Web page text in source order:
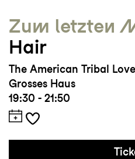
Zum letzten
Hair
The American Tribal
Grosses Haus
19:30 - 21:50